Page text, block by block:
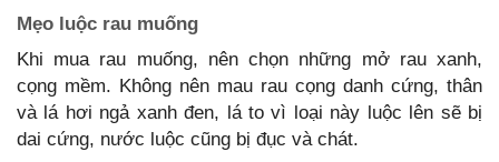
Mẹo luộc rau muống
Khi mua rau muống, nên chọn những mở rau xanh,
cọng mềm. Không nên mau rau cọng danh cứng, thân
và lá hơi ngả xanh đen, lá to vì loại này luộc lên sẽ bị
dai cứng, nước luộc cũng bị đục và chát.